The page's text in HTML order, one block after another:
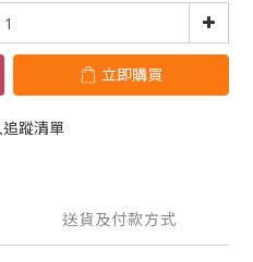
立即購買
追蹤清單
送貨及付款方式